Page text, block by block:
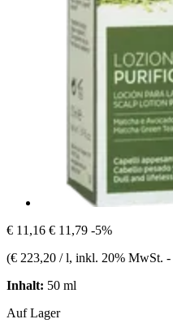
€ 11,16 € 11,79 -5%
(€ 223,20 / l, inkl. 20% MwSt. -
Inhalt: 50 ml
Auf Lager